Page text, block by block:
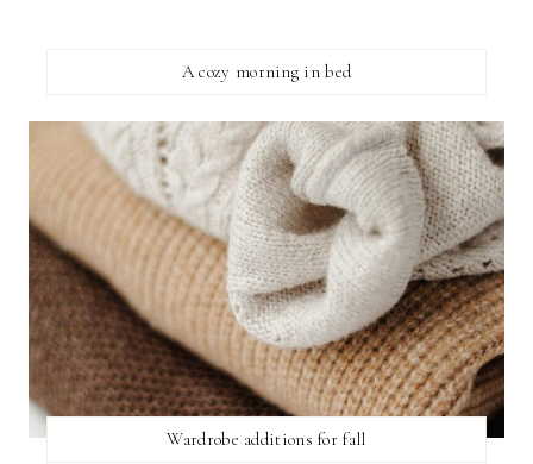
A cozy morning in bed
Wardrobe additions for fall